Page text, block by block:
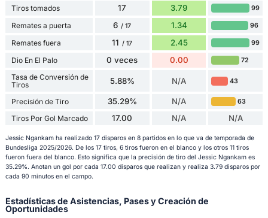
Tiros tomados 17 3.79 99
Remates a puerta 6 / 17 1.34 96
Remates fuera 11 / 17 2.45 99
Dio En El Palo 0 veces 0.00 72
Tasa de Conversión de
Tiros
5.88% N/A 43
Precisión de Tiro 35.29% N/A 63
Tiros Por Gol Marcado 17.00 N/A N/A
Jessic Ngankam ha realizado 17 disparos en 8 partidos en lo que va de temporada de
Bundesliga 2025/2026. De los 17 tiros, 6 tiros fueron en el blanco y los otros 11 tiros
fueron fuera del blanco. Esto significa que la precisión de tiro del Jessic Ngankam es
35.29%. Anotan un gol por cada 17.00 disparos que realizan y realiza 3.79 disparos por
cada 90 minutos en el campo.
Estadísticas de Asistencias, Pases y Creación de
Oportunidades